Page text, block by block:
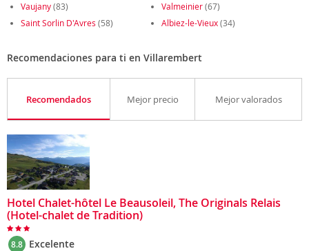
Vaujany(83) Valmeinier(67)
Saint Sorlin D'Avres (58) Albiez-le-Vieux(34)
Recomendaciones para ti en Villarembert
Recomendados Mejor precio Mejor valorados
Hotel Chalet-hôtel Le Beausoleil, The Originals Relais
(Hotel-chalet de Tradition)
8.8 Excelente